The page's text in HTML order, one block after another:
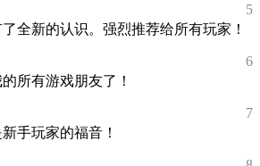
5
全新的认识。强烈推荐给所有玩家！
6
所有游戏朋友了！
7
手玩家的福音！